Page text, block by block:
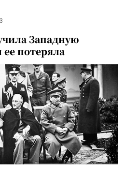
Западную
потеряла